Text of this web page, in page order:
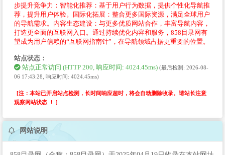
步提升竞争力：智能化推荐：基于用户行为数据，提供个性化导航推
荐，提升用户体验。国际化拓展：整合更多国际资源，满足全球用户
的导航需求。内容生态建设：与更多优质网站合作，丰富导航内容，
打造更全面的互联网入口。通过持续优化内容和服务，858目录网有
望成为用户信赖的“互联网指南针”，在导航领域占据更重要的位置。
站点状态：
站点正常访问 (HTTP 200, 响应时间: 4024.45ms) (最后检测: 2026-08-
06 17:43:28, 响应时间: 4024.45ms)
[注：本站已开启站点检测，长时间响应超时，将会自动删除收录。请站长注意
观察网站状态 ！ ]
网站说明